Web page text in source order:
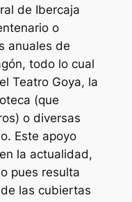
de Ibercaja
o
anuales de
todo lo cual
Teatro Goya, la
(que
o diversas
Este apoyo
la actualidad,
pues resulta
las cubiertas